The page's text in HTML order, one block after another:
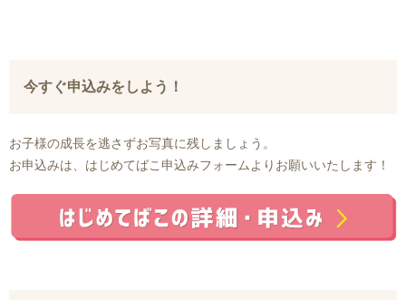
今すぐ申込みをしよう！
お子様の成長を逃さずお写真に残しましょう。
お申込みは、はじめてばこ申込みフォームよりお願いいたします！